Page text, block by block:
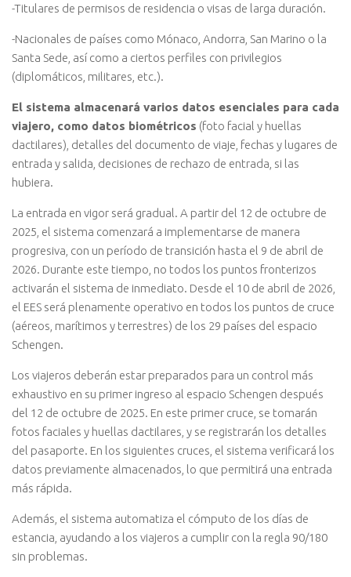
-Titulares de permisos de residencia o visas de larga duración.
-Nacionales de países como Mónaco, Andorra, San Marino o la
Santa Sede, así como a ciertos perfiles con privilegios
(diplomáticos, militares, etc.).
El sistema almacenará varios datos esenciales para cada
viajero, como datos biométricos (foto facial y huellas
dactilares), detalles del documento de viaje, fechas y lugares de
entrada y salida, decisiones de rechazo de entrada, si las
hubiera.
La entrada en vigor será gradual. A partir del 12 de octubre de
2025, el sistema comenzará a implementarse de manera
progresiva, con un período de transición hasta el 9 de abril de
2026. Durante este tiempo, no todos los puntos fronterizos
activarán el sistema de inmediato. Desde el 10 de abril de 2026,
el EES será plenamente operativo en todos los puntos de cruce
(aéreos, marítimos y terrestres) de los 29 países del espacio
Schengen.
Los viajeros deberán estar preparados para un control más
exhaustivo en su primer ingreso al espacio Schengen después
del 12 de octubre de 2025. En este primer cruce, se tomarán
fotos faciales y huellas dactilares, y se registrarán los detalles
del pasaporte. En los siguientes cruces, el sistema verificará los
datos previamente almacenados, lo que permitirá una entrada
más rápida.
Además, el sistema automatiza el cómputo de los días de
estancia, ayudando a los viajeros a cumplir con la regla 90/180
sin problemas.